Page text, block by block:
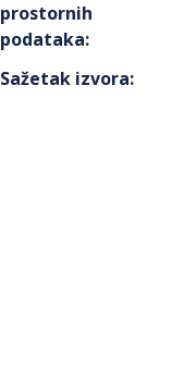
prostornih
podataka:
Sažetak izvora: